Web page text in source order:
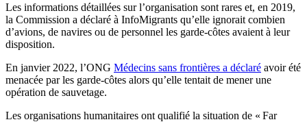
Les informations détaillées sur l’organisation sont rares et, en 2019,
la Commission a déclaré à InfoMigrants qu’elle ignorait combien
d’avions, de navires ou de personnel les garde-côtes avaient à leur
disposition.
En janvier 2022, l’ONG Médecins sans frontières a déclaré avoir été
menacée par les garde-côtes alors qu’elle tentait de mener une
opération de sauvetage.
Les organisations humanitaires ont qualifié la situation de « Far